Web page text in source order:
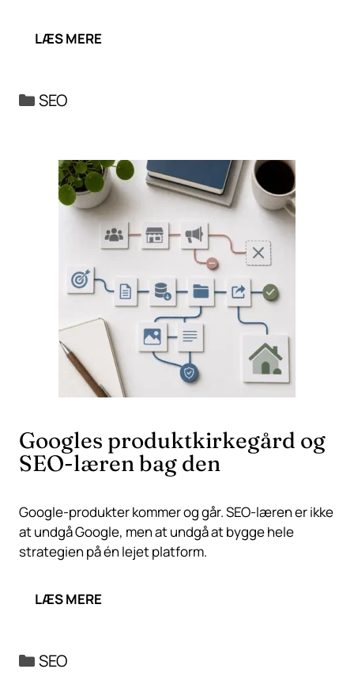
LÆS MERE
Kategorier
SEO
Googles produktkirkegård og
SEO-læren bag den
Google-produkter kommer og går. SEO-læren er ikke
at undgå Google, men at undgå at bygge hele
strategien på én lejet platform.
LÆS MERE
Kategorier
SEO